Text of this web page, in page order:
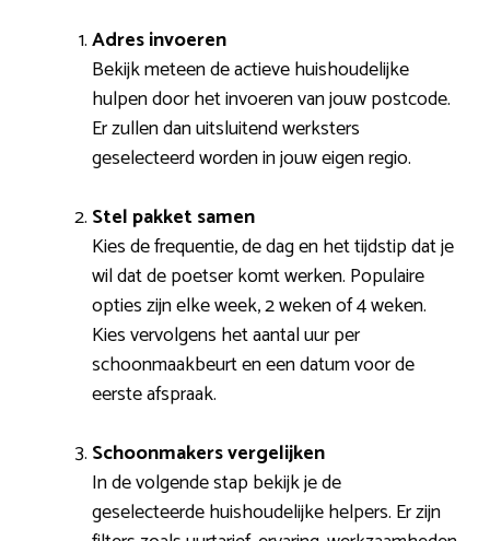
Adres invoeren
Bekijk meteen de actieve huishoudelijke
hulpen door het invoeren van jouw postcode.
Er zullen dan uitsluitend werksters
geselecteerd worden in jouw eigen regio.
Stel pakket samen
Kies de frequentie, de dag en het tijdstip dat je
wil dat de poetser komt werken. Populaire
opties zijn elke week, 2 weken of 4 weken.
Kies vervolgens het aantal uur per
schoonmaakbeurt en een datum voor de
eerste afspraak.
Schoonmakers vergelijken
In de volgende stap bekijk je de
geselecteerde huishoudelijke helpers. Er zijn